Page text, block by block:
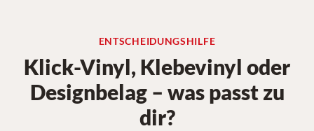
ENTSCHEIDUNGSHILFE
Klick-Vinyl, Klebevinyl oder
Designbelag – was passt zu
dir?